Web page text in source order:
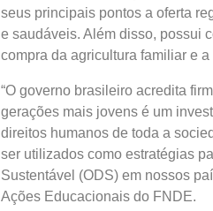
seus principais pontos a oferta
e saudáveis. Além disso, possui
compra da agricultura familiar e
“O governo brasileiro acredita
gerações mais jovens é um
direitos humanos de toda a
ser utilizados como estratégias
Sustentável (ODS) em nossos
Ações Educacionais do FNDE.